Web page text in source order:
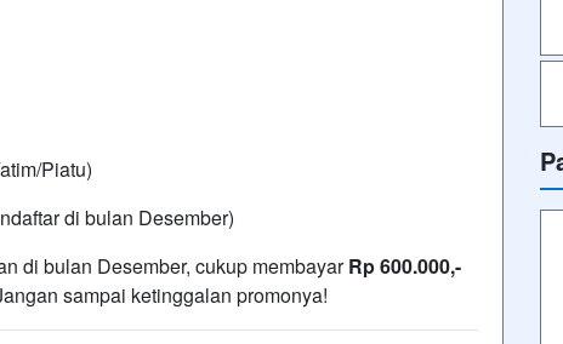
Piatu)
di bulan Desember)
di bulan Desember, cukup membayarRp 600.000,-
sampai ketinggalan promonya!